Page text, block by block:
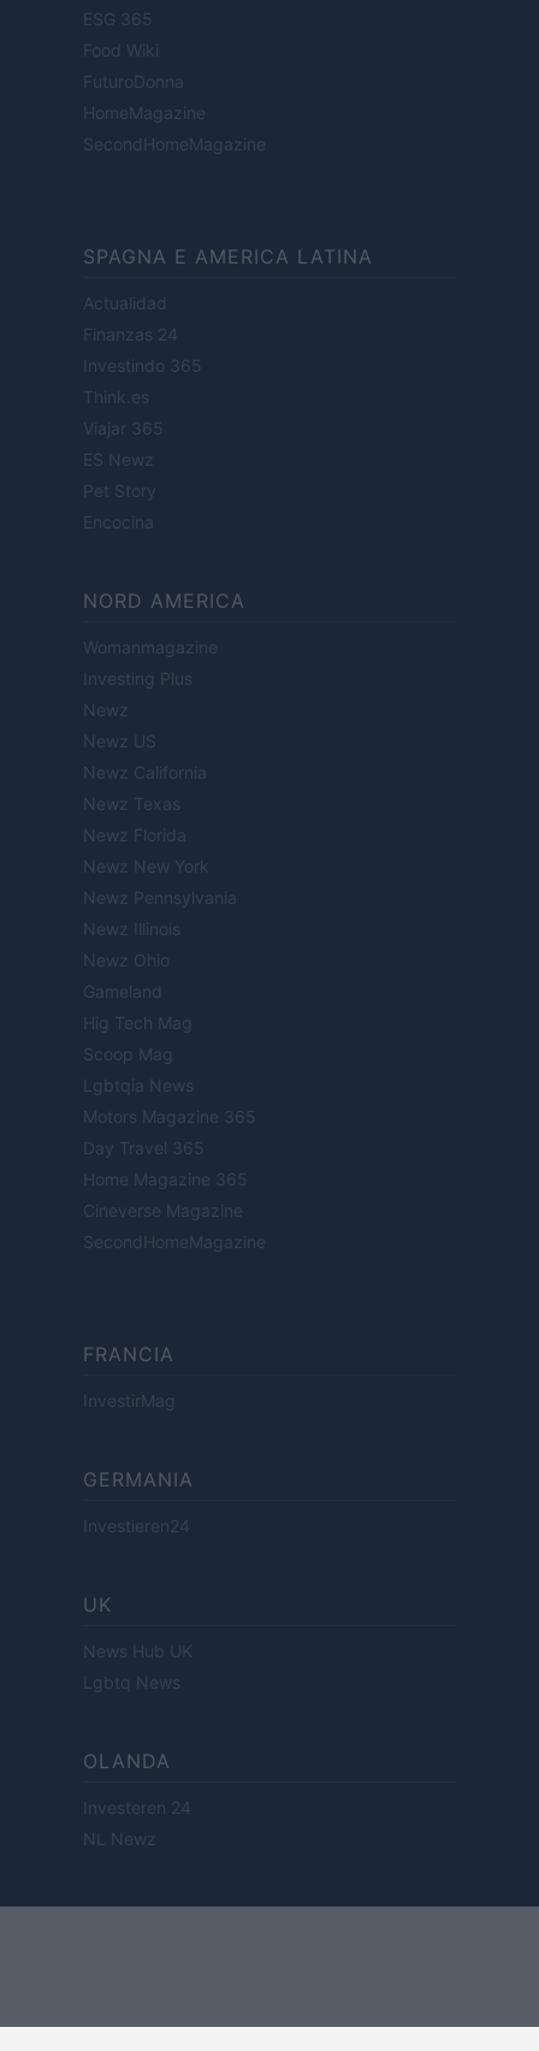
ESG 365
Food Wiki
FuturoDonna
HomeMagazine
SecondHomeMagazine
SPAGNA E AMERICA LATINA
Actualidad
Finanzas 24
Investindo 365
Think.es
Viajar 365
ES Newz
Pet Story
Encocina
NORD AMERICA
Womanmagazine
Investing Plus
Newz
Newz US
Newz California
Newz Texas
Newz Florida
Newz New York
Newz Pennsylvania
Newz Illinois
Newz Ohio
Gameland
Hig Tech Mag
Scoop Mag
Lgbtqia News
Motors Magazine 365
Day Travel 365
Home Magazine 365
Cineverse Magazine
SecondHomeMagazine
FRANCIA
InvestirMag
GERMANIA
Investieren24
UK
News Hub UK
Lgbtq News
OLANDA
Investeren 24
NL Newz